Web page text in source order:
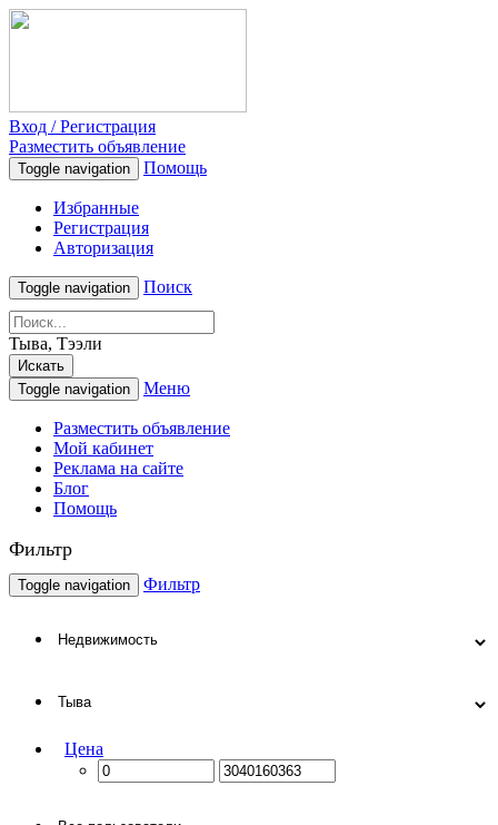
Вход / Регистрация
Разместить объявление
Toggle navigation Помощь
Избранные
Регистрация
Авторизация
Toggle navigation Поиск
Тыва, Тээли
Искать
Toggle navigation
Меню
Разместить объявление
Мой кабинет
Реклама на сайте
Блог
Помощь
Фильтр
Toggle navigation Фильтр
Цена